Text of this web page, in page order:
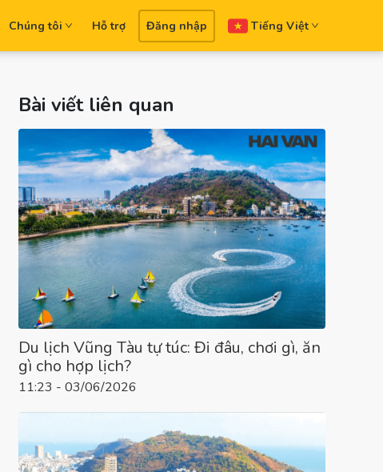
Chúng tôi Hỗ trợ Đăng nhập Tiếng Việt
Bài viết liên quan
Du lịch Vũng Tàu tự túc: Đi đâu, chơi gì, ăn
gì cho hợp lịch?
11:23 - 03/06/2026